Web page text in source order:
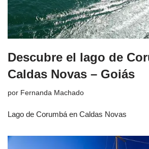
Descubre el lago de
Caldas Novas – Goiás
por Fernanda Machado
Lago de Corumbá en Caldas Novas